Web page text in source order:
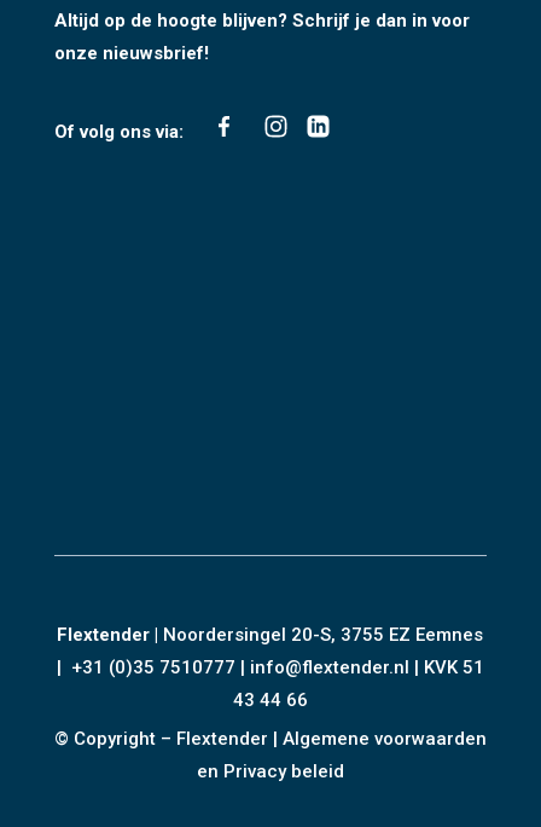
Altijd op de hoogte blijven? Schrijf je dan in voor
onze nieuwsbrief!
Of volg ons via:
Flextender | Noordersingel 20-S, 3755 EZ Eemnes
| +31 (0)35 7510777 | info@flextender.nl | KVK 51
43 44 66
© Copyright – Flextender | Algemene voorwaarden
en Privacy beleid